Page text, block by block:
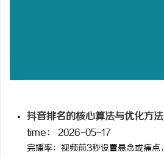
抖音排名的核心算法与优化方法
time：
2026-05-17
完播率：视频前3秒设置悬念或痛